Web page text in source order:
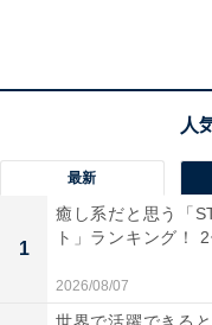
View
最新
1
癒し系だと思う「
ト」ランキング！
2026/08/07